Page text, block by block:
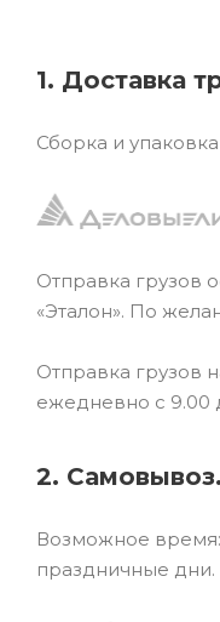
1. Доставка
Сборка и
Отправка грузов
«Эталон». По
Отправка грузов
ежедневно с 9.00
2. Самовывоз.
Возможное
праздничные дни.